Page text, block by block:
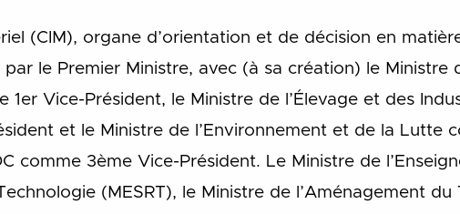
(CIM), organe d’orientation et de décision en
le Premier Ministre, avec (à sa création) le Ministre
1er Vice-Président, le Ministre de l’Élevage et des
et le Ministre de l’Environnement et de la Lutte
comme 3ème Vice-Président. Le Ministre de
(MESRT), le Ministre de l’Aménagement